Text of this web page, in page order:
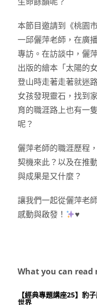
本節目邀請到《桃園
一邱儷萍老師，在廣
專訪。在訪談中，儷
出版的繪本「太陽的
登山時走著走著就迷
女孩發現靈石，找到
育的職涯路上也有一
呢？
儷萍老師的職涯歷程
契機來此？以及在推
與成果是又什麼？
讓我們一起從儷萍老
感動與啟發！
♥️
What you can read
【經典專題講座25】豹
世界